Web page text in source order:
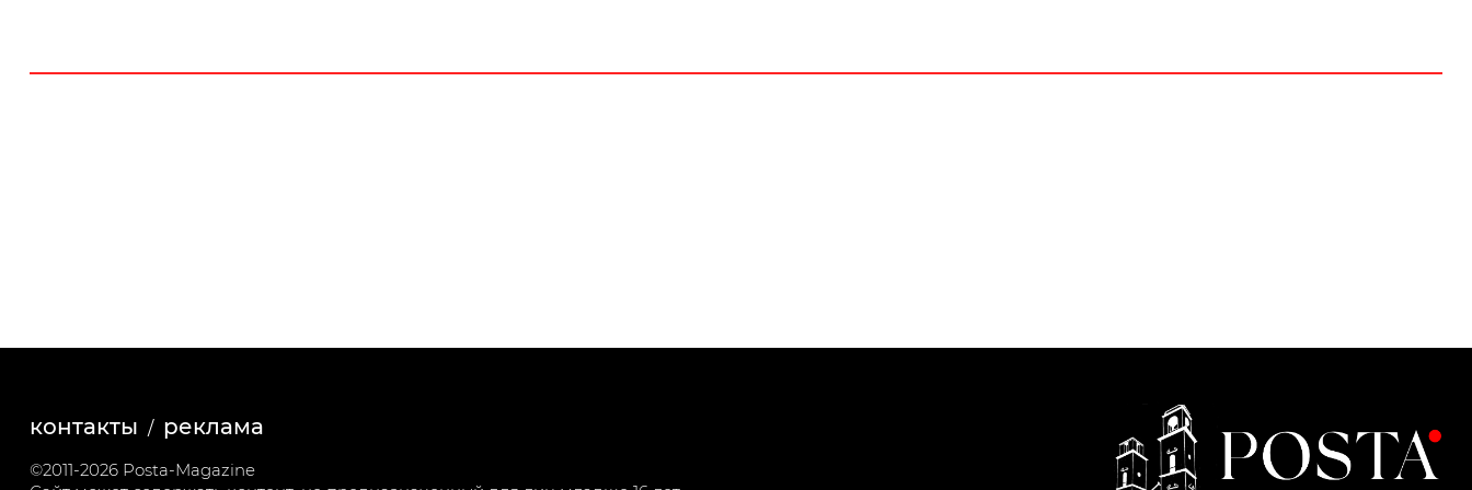
контакты реклама
©2011-2026 Posta-Magazine